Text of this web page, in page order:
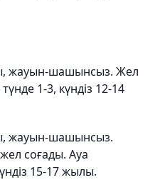
жауын-шашынсыз. Жел
1-3, күндіз 12-14
жауын-шашынсыз.
соғады. Ауа
15-17 жылы.